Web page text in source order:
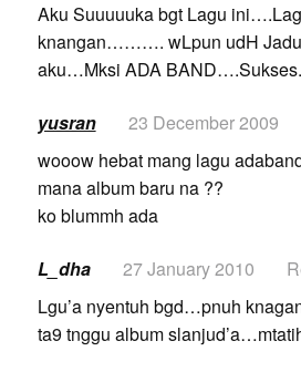
Aku Suuuuuka bgt Lagu
knangan………. wLpun udH
aku…Mksi ADA
yusran 23 December 2009
wooow hebat mang lagu
mana album baru na ??
ko blummh ada
L_dha 27 January 2010
Lgu’a nyentuh bgd…pnuh
ta9 tnggu album